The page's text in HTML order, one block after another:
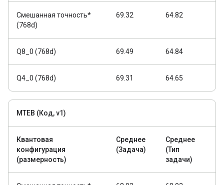
Смешанная точность*
(768d)
69.32 64.82
Q8_0 (768d) 69.49 64.84
Q4_0 (768d) 69.31 64.65
MTEB (Код, v1)
Квантовая
конфигурация
(размерность)
Среднее
(Задача)
Среднее
(Тип
задачи)